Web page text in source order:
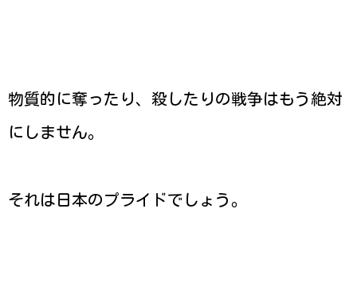
物質的に奪ったり、殺したりの戦争はもう絶対
にしません。
それは日本のプライドでしょう。